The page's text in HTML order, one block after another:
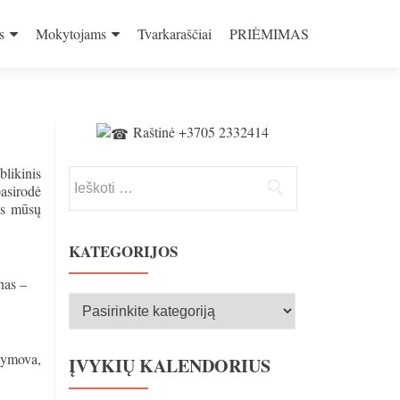
Mokytojams Tvarkaraščiai PRIĖMIMAS
mūsų
–
Raštinė +3705 2332414
KATEGORIJOS
Kategorijos
ĮVYKIŲ KALENDORIUS